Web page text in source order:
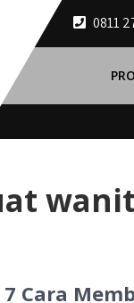
0811
7 Cara